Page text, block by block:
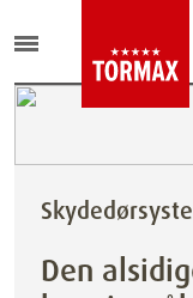
Den